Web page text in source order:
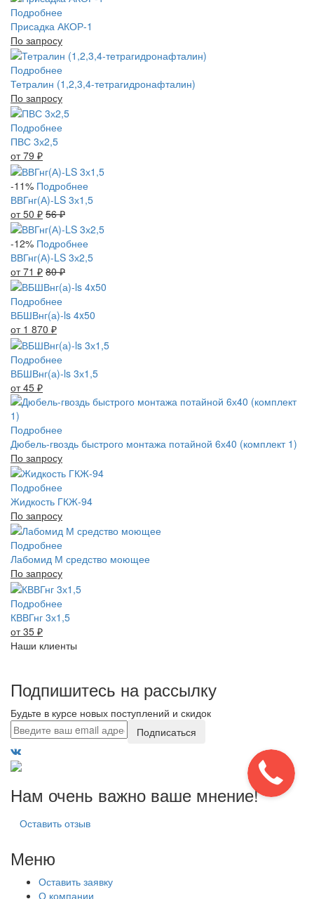
Подробнее
Присадка АКОР-1
По запросу
Подробнее
Тетралин (1,2,3,4-тетрагидронафталин)
По запросу
Подробнее
ПВС 3х2,5
от 79 ₽
-11% Подробнее
ВВГнг(А)-LS 3х1,5
от 50 ₽ 56₽
-12% Подробнее
ВВГнг(А)-LS 3х2,5
от 71 ₽ 80₽
Подробнее
ВБШВнг(а)-ls 4x50
от 1 870 ₽
Подробнее
ВБШВнг(а)-ls 3х1,5
от 45 ₽
Подробнее
Дюбель-гвоздь быстрого монтажа потайной 6х40 (комплект 1)
По запросу
Подробнее
Жидкость ГКЖ-94
По запросу
Подробнее
Лабомид М средство моющее
По запросу
Подробнее
КВВГнг 3х1,5
от 35 ₽
Наши клиенты
Подпишитесь на рассылку
Будьте в курсе новых поступлений и скидок
Подписаться
Нам очень важно ваше мнение!
Оставить отзыв
Меню
Оставить заявку
О компании